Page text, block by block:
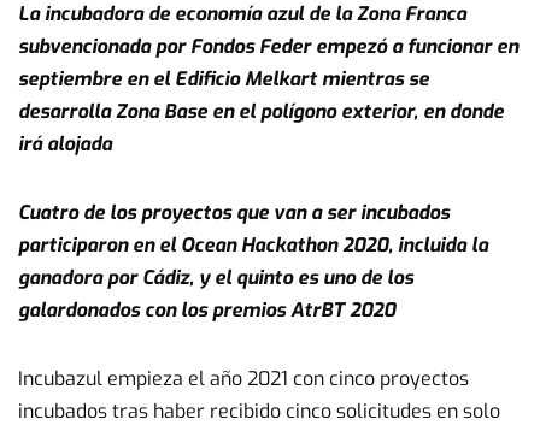
La incubadora de economía azul de la Zona Franca
subvencionada por Fondos Feder empezó a funcionar en
septiembre en el Edificio Melkart mientras se
desarrolla Zona Base en el polígono exterior, en donde
irá alojada
Cuatro de los proyectos que van a ser incubados
participaron en el Ocean Hackathon 2020, incluida la
ganadora por Cádiz, y el quinto es uno de los
galardonados con los premios AtrBT 2020
Incubazul empieza el año 2021 con cinco proyectos
incubados tras haber recibido cinco solicitudes en solo